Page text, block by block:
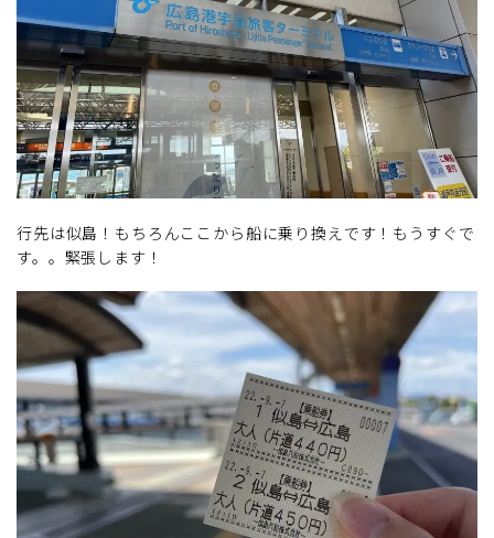
行先は似島！もちろんここから船に乗り換えです！もうすぐで
す。。緊張します！